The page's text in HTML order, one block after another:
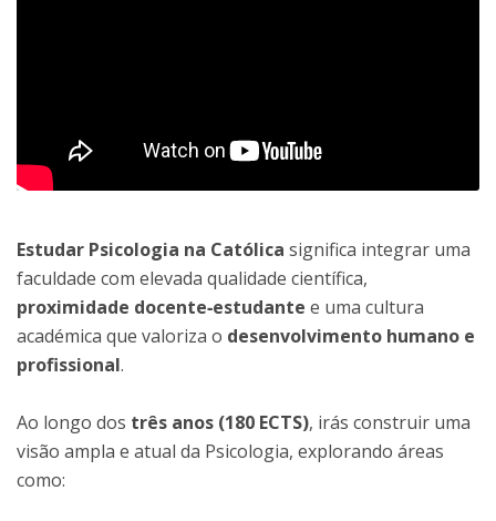
Estudar Psicologia na Católica significa integrar uma
faculdade com elevada qualidade científica,
proximidade docente‑estudante e uma cultura
académica que valoriza o desenvolvimento humano e
profissional.
Ao longo dos três anos (180 ECTS), irás construir uma
visão ampla e atual da Psicologia, explorando áreas
como: